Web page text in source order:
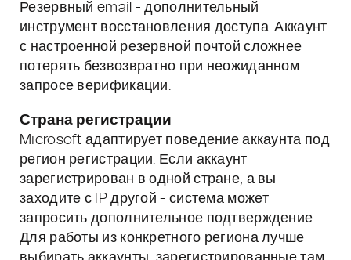
Резервный email - дополнительный
инструмент восстановления доступа. Аккаунт
с настроенной резервной почтой сложнее
потерять безвозвратно при неожиданном
запросе верификации.
Страна регистрации
Microsoft адаптирует поведение аккаунта под
регион регистрации. Если аккаунт
зарегистрирован в одной стране, а вы
заходите с IP другой - система может
запросить дополнительное подтверждение.
Для работы из конкретного региона лучше